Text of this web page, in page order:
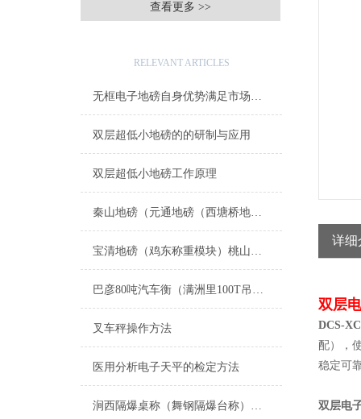
查看更多 >>
RELEVANT ARTICLES
无框电子地磅自身优势满足市场需求
双层超低小地磅的的研制与应用
双层超低小地磅工作原理
秦山地磅（元通地磅（西塘桥地磅（沈荡地磅）百步地磅）于城地磅维修
宝清地磅（鸡东称重模块）桃山称重模块）绥化便携式汽车衡维修
巴彦80吨汽车衡（满洲里100T吊秤）扎赉诺尔地磅）莫旗60T地磅维修
叉车秤操作方法
医用分析电子天平的检定方法
涧西隔爆桌称（舞钢隔爆台称）平顶山隔爆称维修
详细
双层
DCS-
配），
稳定可
双层电